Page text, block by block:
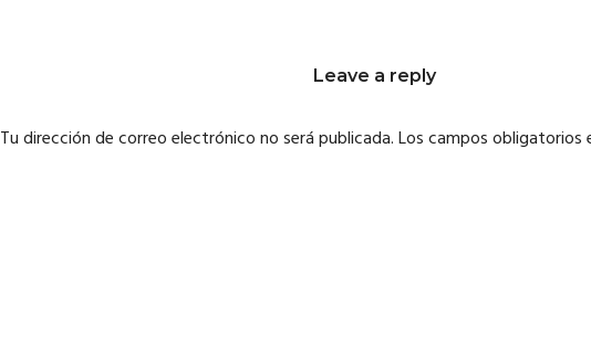
Leave a reply
Tu dirección de correo electrónico no será publicada.Los campos obligatorios